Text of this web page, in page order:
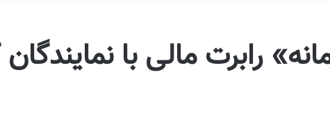
رابرت مالی با نمایندگان